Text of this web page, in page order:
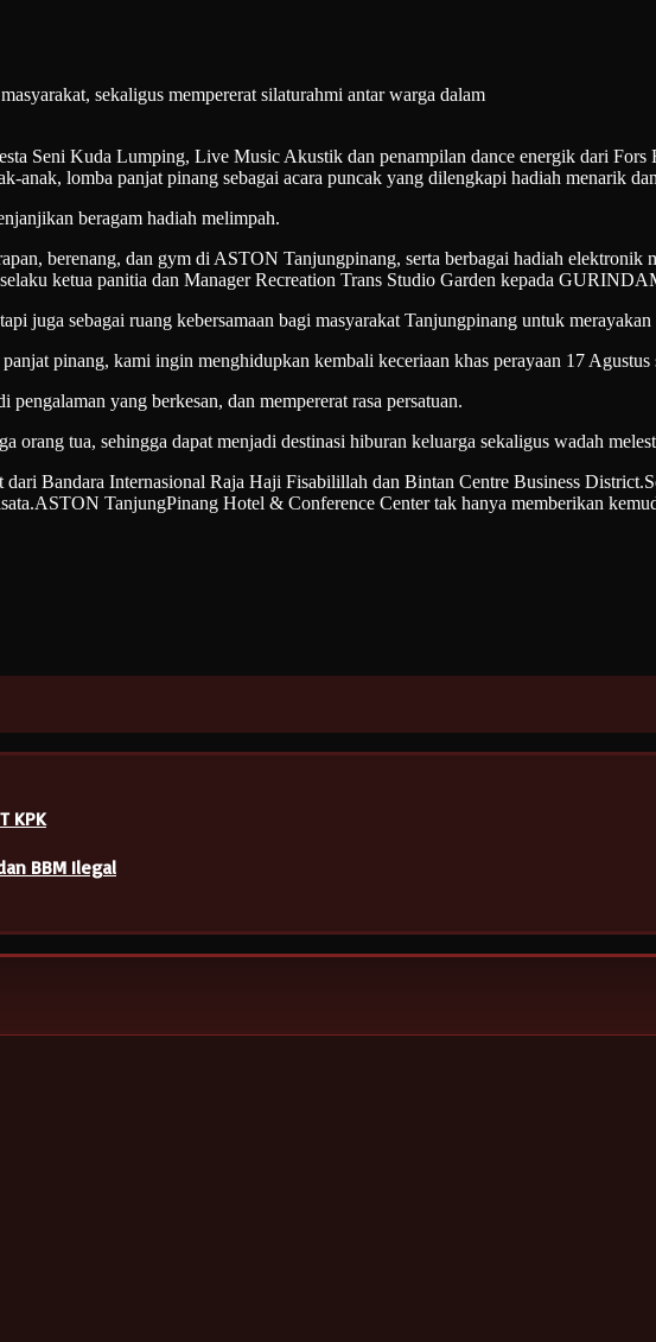
sekaligus mempererat silaturahmi antar warga dalam
Seni Kuda Lumping, Live Music Akustik dan penampilan dance energik dari Fors
anak, lomba panjat pinang sebagai acara puncak yang dilengkapi hadiah menarik
beragam hadiah melimpah.
berenang, dan gym di ASTON Tanjungpinang, serta berbagai hadiah elektronik
ketua panitia dan Manager Recreation Trans Studio Garden kepada
juga sebagai ruang kebersamaan bagi masyarakat Tanjungpinang untuk merayakan
pinang, kami ingin menghidupkan kembali keceriaan khas perayaan 17
yang berkesan, dan mempererat rasa persatuan.
tua, sehingga dapat menjadi destinasi hiburan keluarga sekaligus wadah
Bandara Internasional Raja Haji Fisabilillah dan Bintan Centre Business
TanjungPinang Hotel & Conference Center tak hanya memberikan
KPK
BBM Ilegal